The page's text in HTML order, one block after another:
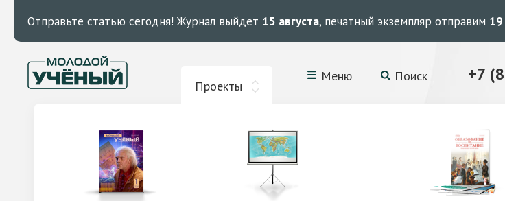
Отправьте статью сегодня! Журнал выйдет 15 августа, печатный экземпляр отправим 19
Проекты
Меню Поиск +7